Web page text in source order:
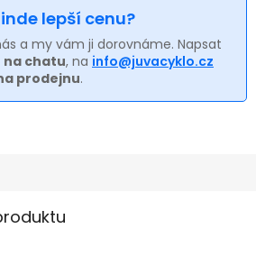
lepší cenu?
a my vám ji dorovnáme. Napsat
na chatu, na info@juvacyklo.cz
prodejnu.